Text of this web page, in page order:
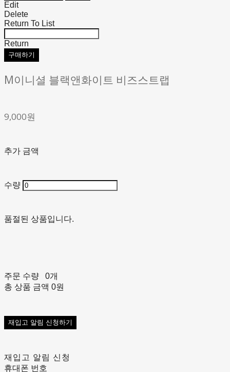
Edit
Delete
Return To List
Return
구매하기
M이니셜 블랙앤화이트 비즈스트랩
9,000원
추가 금액
수량
품절된 상품입니다.
주문 수량
0개
총 상품 금액 0원
재입고 알림 신청하기
재입고 알림 신청
휴대폰 번호